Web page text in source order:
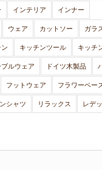
インテリア インナー
ウェア カットソー ガラ
キッチンツール キッチ
ブルウェア ドイツ木製品
フットウェア フラワーベー
シャツ リラックス レデ